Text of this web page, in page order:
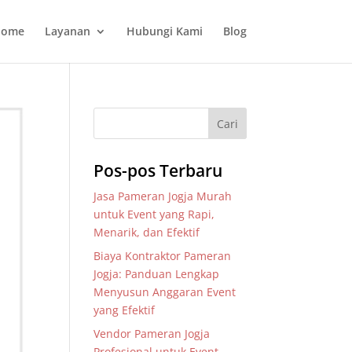
Layanan Hubungi Kami Blog
Pos-pos Terbaru
Jasa Pameran Jogja Murah
untuk Event yang Rapi,
Menarik, dan Efektif
Biaya Kontraktor Pameran
Jogja: Panduan Lengkap
Menyusun Anggaran Event
yang Efektif
Vendor Pameran Jogja